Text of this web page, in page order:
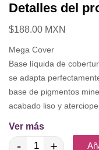
Detalles del
$188.00 MXN
Mega Cover
Base líquida de
se adapta
base de pigmentos
acabado liso y
Ingredientes:
Miristato de isopropilo,
Ver más
- +